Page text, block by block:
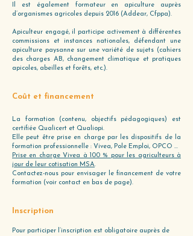
Il est également formateur en apiculture auprès
d’organismes agricoles depuis 2016 (Addear, Cfppa).
Apiculteur engagé, il participe activement à différentes
commissions et instances nationales, défendant une
apiculture paysanne sur une variété de sujets (cahiers
des charges AB, changement climatique et pratiques
apicoles, abeilles et forêts, etc.).
Coût et financement
La formation (contenu, objectifs pédagogiques) est
certifiée Qualicert et Qualiopi.
Elle peut être prise en charge par les dispositifs de la
formation professionnelle : Vivea, Pole Emploi, OPCO ...
Prise en charge Vivea à 100 % pour les agriculteurs à
jour de leur cotisation MSA.
Contactez-nous pour envisager le financement de votre
formation (voir contact en bas de page).
Inscription
Pour participer l’inscription est obligatoire auprès de